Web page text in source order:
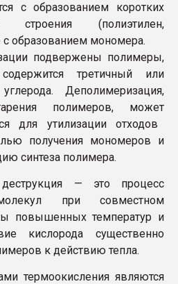
с образованием коротких
строения (полиэтилен,
с образованием мономера.
подвержены полимеры,
третичный или
Деполимеризация,
полимеров, может
для утилизации отходов
получения мономеров и
синтеза полимера.
деструкция — это процесс
при совместном
повышенных температур и
кислорода существенно
к действию тепла.
термоокисления являются